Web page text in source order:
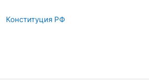
Конституция РФ